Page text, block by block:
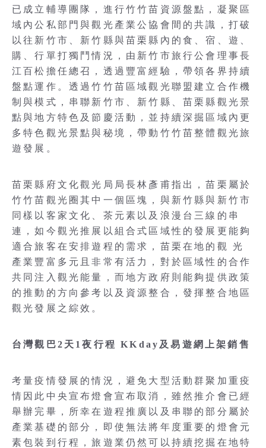
已成立輔導團隊，進行竹竹苗資源盤點，凝聚區
域內公私部門與觀光產業公協會間的共識，打破
以往新竹市、新竹縣與苗栗縣內的食、宿、遊、
購、行單打獨鬥情況，由新竹市旅行公會理事長
江百松擔任總召，透過豐富經驗，帶領各界持續
盤點運作。透過竹竹苗區域觀光聯盟建立合作機
制與模式，串聯新竹市、新竹縣、苗栗縣觀光景
點與地方特色及節慶活動，並持續深掘區域內更
多特色觀光景點與秘境，帶動竹竹苗整體觀光旅
遊發展。
苗栗縣府文化觀光局局長林彥甫指出，苗栗屬於
竹竹苗觀光圈其中一個區塊，與新竹縣與新竹市
同樣以客家文化、茶元素以及浪漫台三線的串
連，如今觀光推展以組合式區域性的發展更能夠
適合旅客在安排遊程的需求，苗栗在地的觀 光
產業豐富多元且非常有活力，對於區域性的合作
共同注入觀光能量，而地方政府則能夠提供政策
的推動的方向參考以及資源整合，發揮整合地區
觀光發展之綜效。
台灣觀巴2天1夜行程 KKday及易遊網上架銷售
考量疫情發展的情況，避免大型活動群聚加重疫
情因此中央宣布燈會宣布取消，雖然推介會已經
舉辦完畢，所幸在遊程推廣以及串聯的部分屬於
產業基礎的部分，即使無法將年度重要的燈會元
素包裝到行程，旅遊業仍然可以持續挖掘在地特